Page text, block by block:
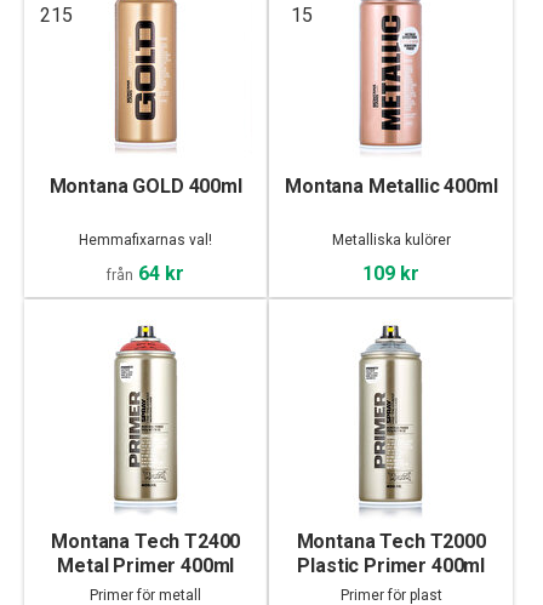
215
Montana GOLD 400ml
Hemmafixarnas val!
från 64 kr
15
Montana Metallic 400ml
Metalliska kulörer
109 kr
Montana Tech T2400
Metal Primer 400ml
Primer för metall
Montana Tech T2000
Plastic Primer 400ml
Primer för plast